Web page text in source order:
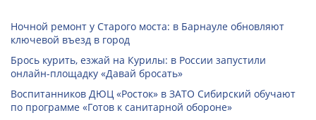
Ночной ремонт у Старого моста: в Барнауле обновляют
ключевой въезд в город
Брось курить, езжай на Курилы: в России запустили
онлайн-­площадку «Давай бросать»
Воспитанников ДЮЦ «Росток» в ЗАТО Сибирский обучают
по программе «Готов к санитарной обороне»